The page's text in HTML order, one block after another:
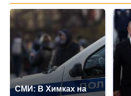
СМИ: В Химках на